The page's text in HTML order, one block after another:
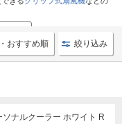
おすすめ順 絞り込み
ナルクーラー ホワイト R